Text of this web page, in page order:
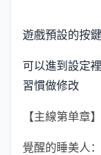
遊戲預設的按
可以進到設定
習慣做修改
【主線第单章】
覺醒的睡美人